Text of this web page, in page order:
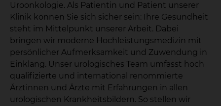
Uroonkologie. Als Patientin und Patient unserer
Klinik können Sie sich sicher sein: Ihre Gesundheit
steht im Mittelpunkt unserer Arbeit. Dabei
bringen wir moderne Hochleistungsmedizin mit
persönlicher Aufmerksamkeit und Zuwendung in
Einklang. Unser urologisches Team umfasst hoch
qualifizierte und international renommierte
Ärztinnen und Ärzte mit Erfahrungen in allen
urologischen Krankheitsbildern. So stellen wir